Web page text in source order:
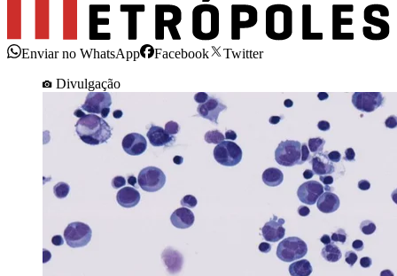
Enviar no WhatsApp Facebook
Twitter
Divulgação